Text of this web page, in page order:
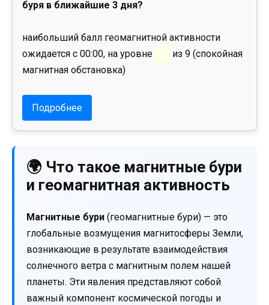
буря в ближайшие 3 дня?
наибольший балл геомагнитной активности
ожидается с 00:00, на уровне
0
из 9 (спокойная
магнитная обстановка)
Подробнее
🌍 Что такое магнитные бури
и геомагнитная активность
Магнитные бури (геомагнитные бури) — это
глобальные возмущения магнитосферы Земли,
возникающие в результате взаимодействия
солнечного ветра с магнитным полем нашей
планеты. Эти явления представляют собой
важный компонент космической погоды и